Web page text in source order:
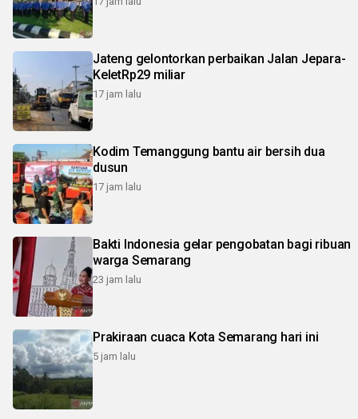
Jateng gelontorkan perbaikan Jalan Jepara-
KeletRp29 miliar
17 jam lalu
Kodim Temanggung bantu air bersih dua
dusun
17 jam lalu
Bakti Indonesia gelar pengobatan bagi ribuan
warga Semarang
23 jam lalu
Prakiraan cuaca Kota Semarang hari ini
5 jam lalu